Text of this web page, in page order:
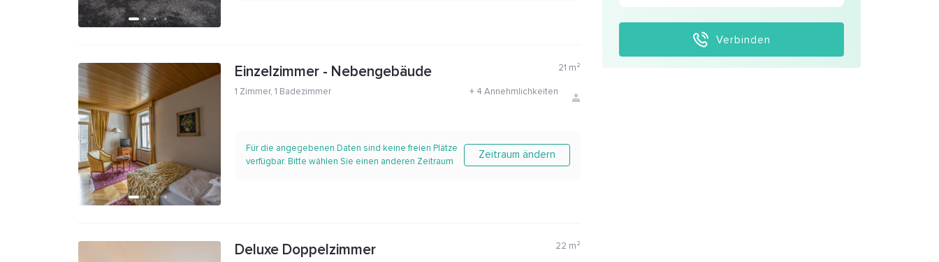
Einzelzimmer - Nebengebäude 21 m²
1 Zimmer, 1 Badezimmer + 4 Annehmlichkeiten
Für die angegebenen Daten sind keine freien Plätze
verfügbar. Bitte wählen Sie einen anderen Zeitraum
Zeitraum ändern
Deluxe Doppelzimmer 22 m²
Verbinden